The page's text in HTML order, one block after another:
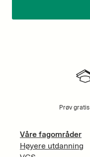
Prøv gratis
Våre fagområder
Høyere utdanning